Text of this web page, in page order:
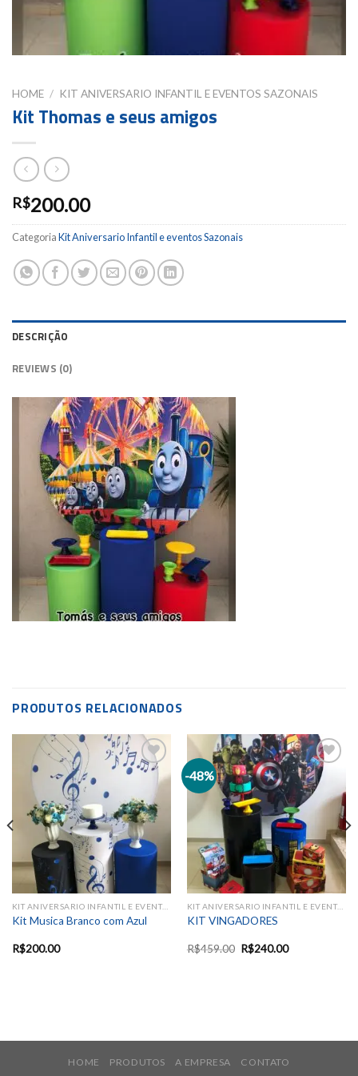
HOME / KIT ANIVERSARIO INFANTIL E EVENTOS SAZONAIS
Kit Thomas e seus amigos
R$200.00
CategoriaKit Aniversario Infantil e eventos Sazonais
DESCRIÇÃO
REVIEWS (0)
PRODUTOS RELACIONADOS
Add to
wishlist
KIT ANIVERSARIO INFANTIL E EVENTOS SAZONAIS
Kit Musica Branco com Azul
R$200.00
-48%
Add to
wishlist
KIT ANIVERSARIO INFANTIL E EVENTOS SAZONAIS
KIT VINGADORES
R$459.00 R$240.00
HOME PRODUTOS A EMPRESA CONTATO